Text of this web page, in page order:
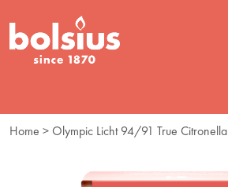
Home > Olympic Licht 94/91 True Citronella